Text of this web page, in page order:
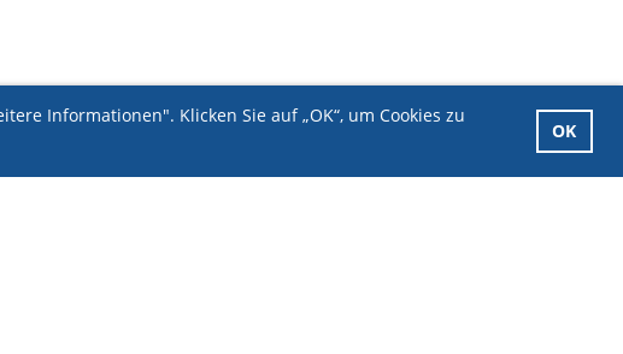
Informationen". Klicken Sie auf „OK“, um Cookies zu
OK